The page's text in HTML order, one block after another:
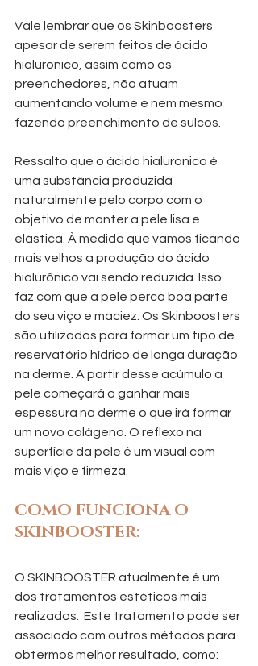
Vale lembrar que os Skinboosters
apesar de serem feitos de ácido
hialuronico, assim como os
preenchedores, não atuam
aumentando volume e nem mesmo
fazendo preenchimento de sulcos.
Ressalto que o ácido hialuronico é
uma substância produzida
naturalmente pelo corpo com o
objetivo de manter a pele lisa e
elástica. À medida que vamos ficando
mais velhos a produção do ácido
hialurônico vai sendo reduzida. Isso
faz com que a pele perca boa parte
do seu viço e maciez. Os Skinboosters
são utilizados para formar um tipo de
reservatório hídrico de longa duração
na derme. A partir desse acúmulo a
pele começará a ganhar mais
espessura na derme o que irá formar
um novo colágeno. O reflexo na
superfície da pele é um visual com
mais viço e firmeza.
COMO FUNCIONA O
SKINBOOSTER:
O SKINBOOSTER atualmente é um
dos tratamentos estéticos mais
realizados.  Este tratamento pode ser
associado com outros métodos para
obtermos melhor resultado, como: